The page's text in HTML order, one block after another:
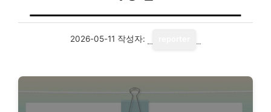
2026-05-11 작성자: